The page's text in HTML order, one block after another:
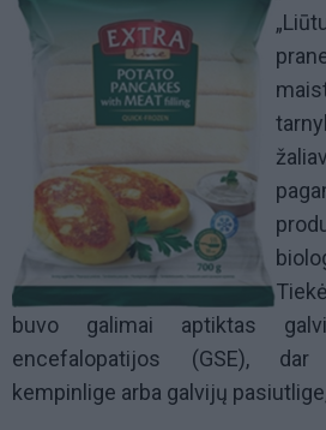
buvo galimai aptiktas
encefalopatijos (GSE),
kempinlige arba galvijų